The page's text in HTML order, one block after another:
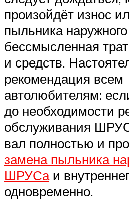
произойдёт износ
пыльника
бессмысленная
и средств.
рекомендация всем
автолюбителям:
до необходимости
обслуживания
вал полностью и
замена пыльника
ШРУСаи
одновременно.